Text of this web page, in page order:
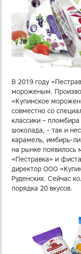
В 2019 году
мороженым.
«Купинское
совместно со
классики –
шоколада, - так и
карамель, имбирь-
на рынке появилось
«Пестравка» и
директор ООО
Руденских. Сейчас
порядка 20 вкусов.